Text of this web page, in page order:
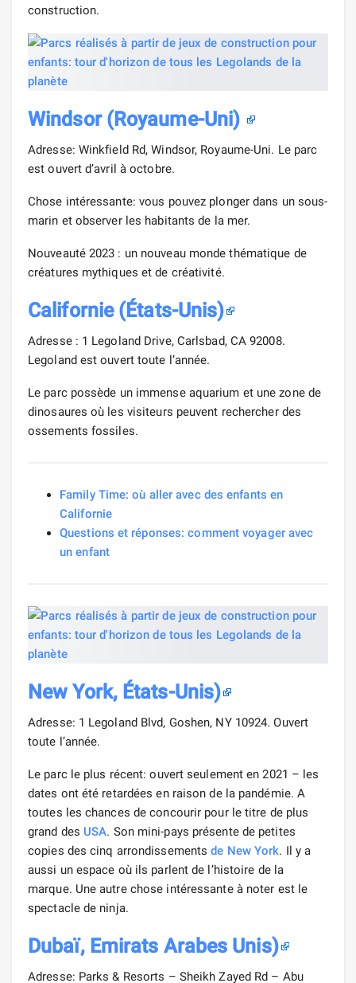
construction.
Windsor (Royaume-Uni)
Adresse: Winkfield Rd, Windsor, Royaume-Uni. Le parc
est ouvert d’avril à octobre.
Chose intéressante: vous pouvez plonger dans un sous-
marin et observer les habitants de la mer.
Nouveauté 2023 : un nouveau monde thématique de
créatures mythiques et de créativité.
Californie (États-Unis)
Adresse : 1 Legoland Drive, Carlsbad, CA 92008.
Legoland est ouvert toute l’année.
Le parc possède un immense aquarium et une zone de
dinosaures où les visiteurs peuvent rechercher des
ossements fossiles.
Family Time: où aller avec des enfants en
Californie
Questions et réponses: comment voyager avec
un enfant
New York, États-Unis)
Adresse: 1 Legoland Blvd, Goshen, NY 10924. Ouvert
toute l’année.
Le parc le plus récent: ouvert seulement en 2021 – les
dates ont été retardées en raison de la pandémie. A
toutes les chances de concourir pour le titre de plus
grand des USA. Son mini-pays présente de petites
copies des cinq arrondissementsde New York. Il y a
aussi un espace où ils parlent de l’histoire de la
marque. Une autre chose intéressante à noter est le
spectacle de ninja.
Dubaï, Emirats Arabes Unis)
Adresse: Parks & Resorts – Sheikh Zayed Rd – Abu